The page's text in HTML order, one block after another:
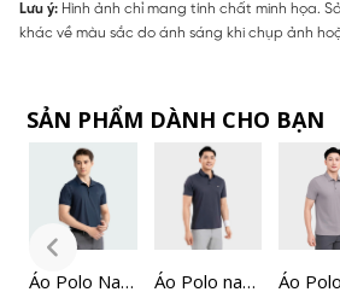
Lưu ý: Hình ảnh chỉ mang tính chất minh họa.
khác về màu sắc do ánh sáng khi chụp ảnh
SẢN PHẨM DÀNH CHO BẠN
Áo Polo Nam
Áo Polo nam
Áo Polo